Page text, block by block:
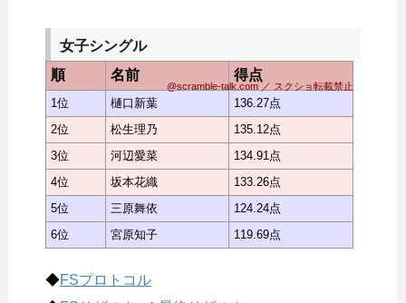
女子シングル
@scramble-talk.com ／ スクショ転載禁止
順 名前 得点
1位 樋口新葉
136.27点
2位
松生理乃
135.12点
3位
河辺愛菜
134.91点
4位
坂本花織
133.26点
5位
三原舞依
124.24点
6位
宮原知子 119.69点
◆FSプロトコル